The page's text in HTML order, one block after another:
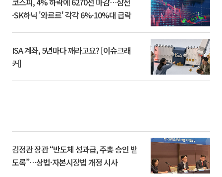
·SK하닉 '와르르' 각각 6%·10%대 급락
ISA 계좌, 5년마다 깨라고요? [이슈크래
커]
김정관 장관 “반도체 성과급, 주총 승인 받
도록”…상법·자본시장법 개정 시사